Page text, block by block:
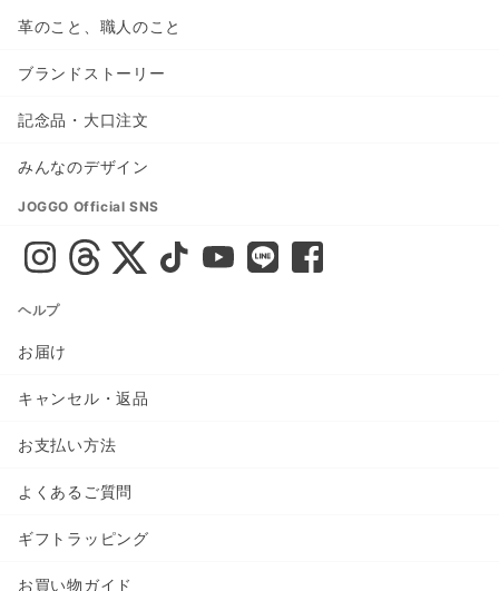
革のこと、職人のこと
ブランドストーリー
記念品・大口注文
みんなのデザイン
JOGGO Official SNS
ヘルプ
お届け
キャンセル・返品
お支払い方法
よくあるご質問
ギフトラッピング
お買い物ガイド